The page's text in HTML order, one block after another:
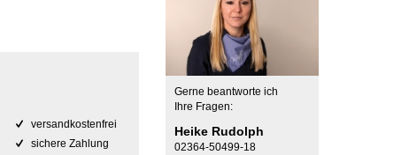
versandkostenfrei
sichere Zahlung
Gerne beantworte ich
Ihre Fragen:
Heike Rudolph
02364-50499-18